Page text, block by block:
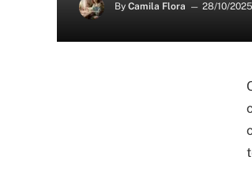
By Camila Flora 28/10/2025